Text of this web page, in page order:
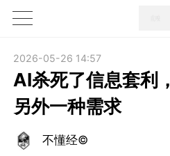
1X
2026-05-26 14:57
AI杀死了信息套利
另外一种需求
不懂经©